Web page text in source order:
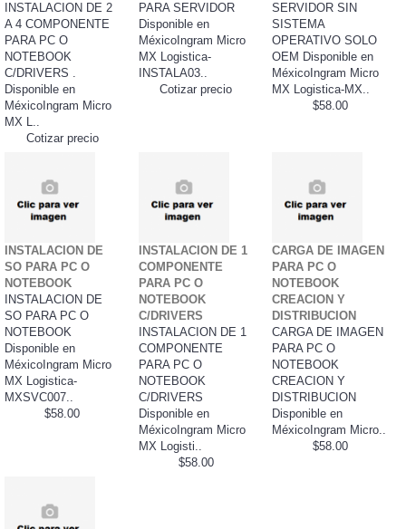
INSTALACION DE 2
A 4 COMPONENTE
PARA PC O
NOTEBOOK
C/DRIVERS .
Disponible en
MéxicoIngram Micro
MX L..
Cotizar precio
PARA SERVIDOR
Disponible en
MéxicoIngram Micro
MX Logistica-
INSTALA03..
Cotizar precio
SERVIDOR SIN
SISTEMA
OPERATIVO SOLO
OEM Disponible en
MéxicoIngram Micro
MX Logistica-MX..
$58.00
INSTALACION DE
SO PARA PC O
NOTEBOOK
INSTALACION DE
SO PARA PC O
NOTEBOOK
Disponible en
MéxicoIngram Micro
MX Logistica-
MXSVC007..
$58.00
INSTALACION DE 1
COMPONENTE
PARA PC O
NOTEBOOK
C/DRIVERS
INSTALACION DE 1
COMPONENTE
PARA PC O
NOTEBOOK
C/DRIVERS
Disponible en
MéxicoIngram Micro
MX Logisti..
$58.00
CARGA DE IMAGEN
PARA PC O
NOTEBOOK
CREACION Y
DISTRIBUCION
CARGA DE IMAGEN
PARA PC O
NOTEBOOK
CREACION Y
DISTRIBUCION
Disponible en
MéxicoIngram Micro..
$58.00